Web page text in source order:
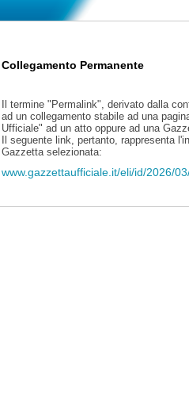
Collegamento Permanente
Il termine "Permalink", derivato dalla
ad un collegamento stabile ad una
Ufficiale" ad un atto oppure ad una
Il seguente link, pertanto, rappresenta
Gazzetta selezionata:
www.gazzettaufficiale.it/eli/id/2026/